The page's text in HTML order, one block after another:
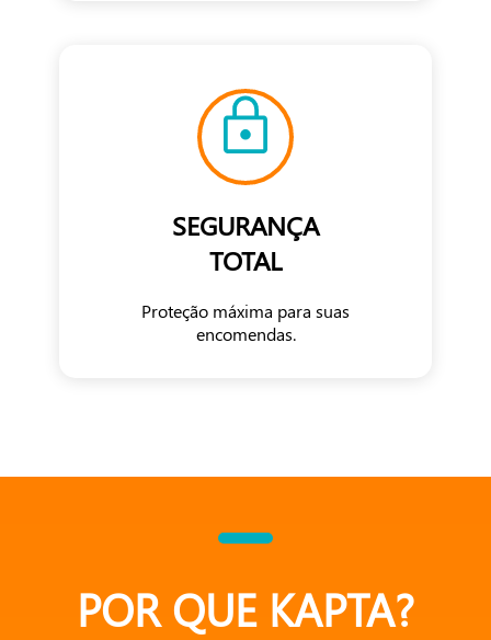
SEGURANÇA
TOTAL
Proteção máxima para suas
encomendas.
POR QUE KAPTA?